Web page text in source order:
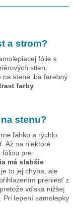
a strom?
fólie s
stien.
na stene iba farebný
farby
na stenu?
ľahko a rýchlo.
Až na niektoré
fóliou pre
má slabšie
to jej chyba, ale
preniesť z
vďaka nižšej
Pri lepení samolepky